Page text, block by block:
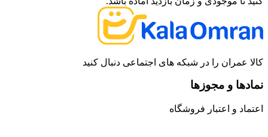
کالا عمران را در شبکه های اجتماعی دنبال کنید
نمادها و مجوزها
اعتماد و اعتبار فروشگاه